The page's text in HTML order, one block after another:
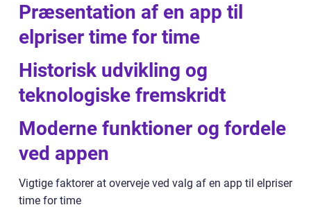
Præsentation af en app til
elpriser time for time
Historisk udvikling og
teknologiske fremskridt
Moderne funktioner og fordele
ved appen
Vigtige faktorer at overveje ved valg af en app til elpriser
time for time